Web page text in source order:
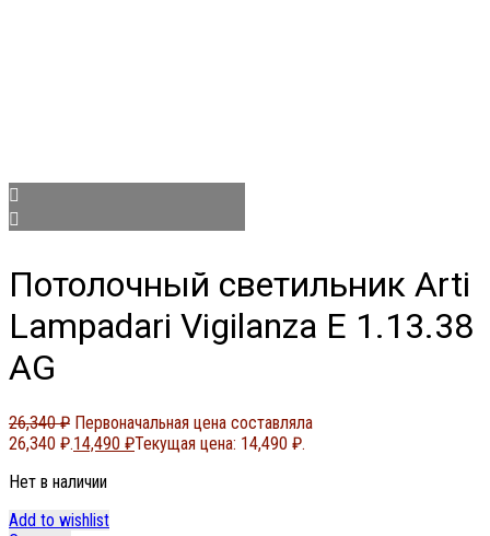
Потолочный светильник Arti
Lampadari Vigilanza E 1.13.38
AG
26,340₽ Первоначальная цена составляла
26,340 ₽.14,490 ₽Текущая цена: 14,490 ₽.
Нет в наличии
Add to wishlist